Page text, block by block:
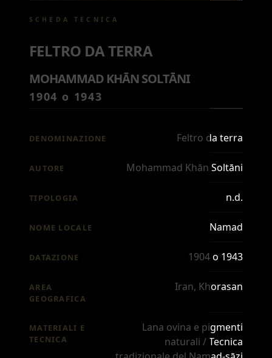
SCHEDA TECNICA
FELTRO DA TERRA
MOHAMMAD KHĀN SOLTĀNI
1904 o 1943
DENOMINAZIONE Feltro da terra
AUTORE Mohammad Khān Soltāni
TIPOLOGIA n.d.
NOME LOCALE Namad
DATAZIONE 1904 o 1943
AREA
GEOGRAFICA
Iran, Khorasan
MATERIALI E
TECNICA
Lana ovina e pigmenti
naturali / Tecnica